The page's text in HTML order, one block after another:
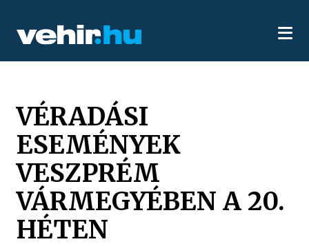
VÉRADÁSI
ESEMÉNYEK
VESZPRÉM
VÁRMEGYÉBEN A 20.
HÉTEN